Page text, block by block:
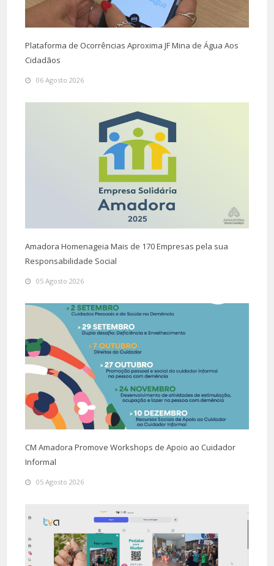
Plataforma de Ocorrências Aproxima JF Mina de Água Aos
Cidadãos
06 Agosto 2026
Amadora Homenageia Mais de 170 Empresas pela sua
Responsabilidade Social
05 Agosto 2026
CM Amadora Promove Workshops de Apoio ao Cuidador
Informal
05 Agosto 2026